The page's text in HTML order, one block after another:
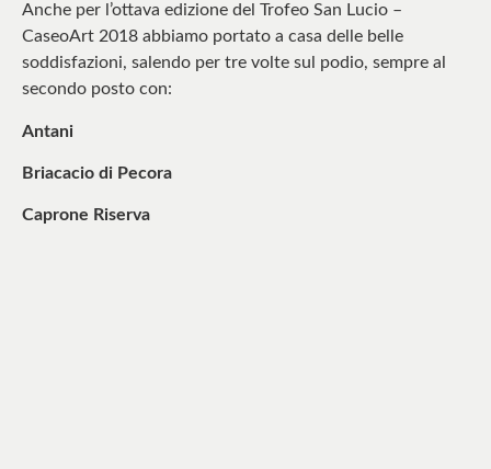
Anche per l’ottava edizione del Trofeo San Lucio –
CaseoArt 2018 abbiamo portato a casa delle belle
soddisfazioni, salendo per tre volte sul podio, sempre al
secondo posto con:
Antani
Briacacio di Pecora
Caprone Riserva